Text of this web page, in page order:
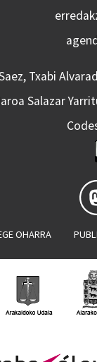
Txabi
Salazar
OHARRA